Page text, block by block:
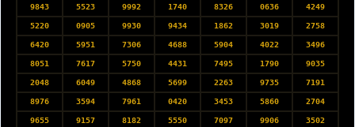
9843 5523 9992 1740 8326 0636 4249
5220 0905 9930 9434 1862 3019 2758
6420 5951 7306 4688 5904 4022 3496
8051 7617 5750 4431 7495 1790 9035
2048 6049 4868 5699 2263 9735 7191
8976 3594 7961 0420 3453 5860 2704
9655 9157 8182 5550 7097 9906 3502